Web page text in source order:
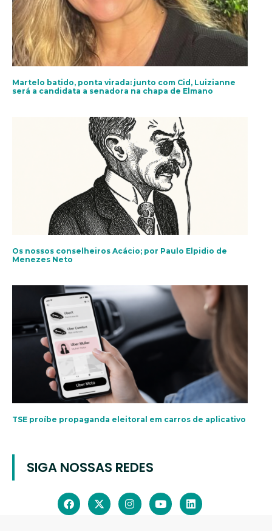
Martelo batido, ponta virada: junto com Cid, Luizianne
será a candidata a senadora na chapa de Elmano
Os nossos conselheiros Acácio; por Paulo Elpidio de
Menezes Neto
TSE proíbe propaganda eleitoral em carros de aplicativo
SIGA NOSSAS REDES